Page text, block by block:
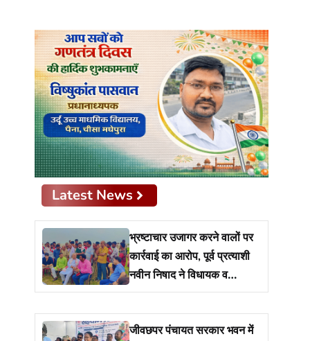
Latest News
भ्रष्टाचार उजागर करने वालों पर
कार्रवाई का आरोप, पूर्व प्रत्याशी
नवीन निषाद ने विधायक व
प्रशासन से मांगा जवाब
जीवछपर पंचायत सरकार भवन में